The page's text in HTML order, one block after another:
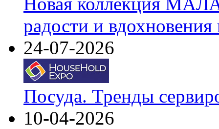
радости и
24-07-2026
Посуда. Тренды
10-04-2026